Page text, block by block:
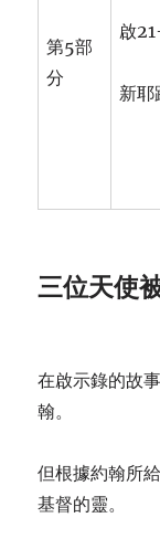
第5部
分
啟
新耶
三位天使
在啟示錄的故
翰。
但根據約翰所
基督的靈。